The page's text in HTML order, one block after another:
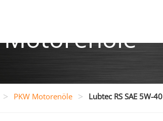
Motorenöle
> PKW Motorenöle > Lubtec RS SAE 5W-40